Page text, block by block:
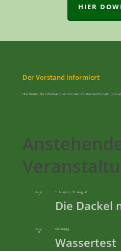
HIER
Der Vorstand informiert
Hier finden Sie Informationen von den Vorstandssitzungen und
Aug.
1
1. August -31. August
Die Dackel
Aug.
8
Ganztägig
Wassertest